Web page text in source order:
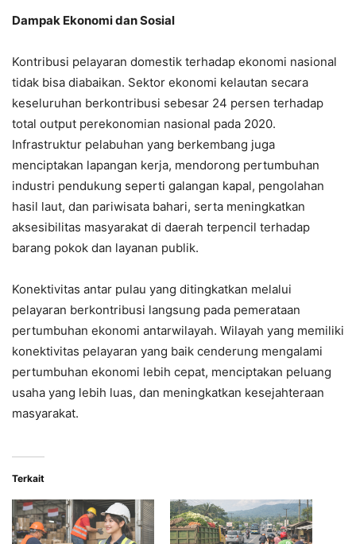
Dampak Ekonomi dan Sosial
Kontribusi pelayaran domestik terhadap ekonomi nasional
tidak bisa diabaikan. Sektor ekonomi kelautan secara
keseluruhan berkontribusi sebesar 24 persen terhadap
total output perekonomian nasional pada 2020.
Infrastruktur pelabuhan yang berkembang juga
menciptakan lapangan kerja, mendorong pertumbuhan
industri pendukung seperti galangan kapal, pengolahan
hasil laut, dan pariwisata bahari, serta meningkatkan
aksesibilitas masyarakat di daerah terpencil terhadap
barang pokok dan layanan publik.
Konektivitas antar pulau yang ditingkatkan melalui
pelayaran berkontribusi langsung pada pemerataan
pertumbuhan ekonomi antarwilayah. Wilayah yang memiliki
konektivitas pelayaran yang baik cenderung mengalami
pertumbuhan ekonomi lebih cepat, menciptakan peluang
usaha yang lebih luas, dan meningkatkan kesejahteraan
masyarakat.
Terkait